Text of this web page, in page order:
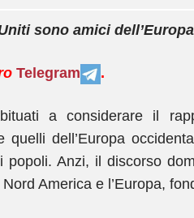
sono amici
Telegram .
a considerare il
quelli dell’Europa
popoli. Anzi, il discorso
America e l’Europa,